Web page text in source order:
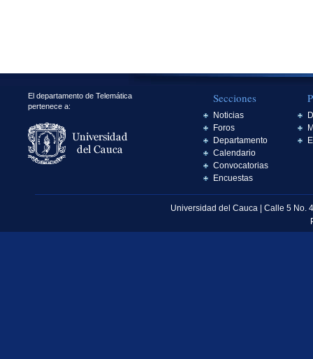
El departamento de Telemática
pertenece a:
Secciones
Noticias
Foros
Departamento
Calendario
Convocatorias
Encuestas
Universidad del Cauca | Calle 5 No.